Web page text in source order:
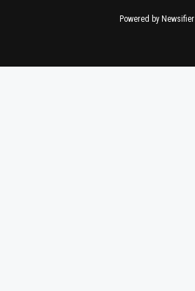
Powered by Newsifier